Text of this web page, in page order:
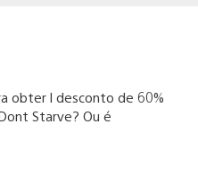
obter l desconto de 60%
Starve? Ou é